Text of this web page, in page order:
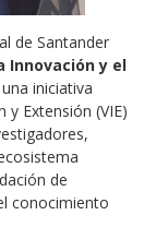
de Santander
Innovación y el
iniciativa
y Extensión (VIE)
de
conocimiento